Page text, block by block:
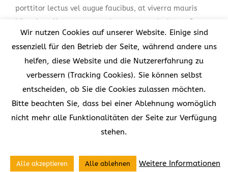
porttitor lectus vel augue faucibus, at viverra mauris
bibendum. Ut consequat at lorem non scelerisque. Cras
commodo lacinia orci [...]
LEARN MORE VIEW PROJECT
Wir nutzen Cookies auf unserer Website. Einige sind
essenziell für den Betrieb der Seite, während andere uns
helfen, diese Website und die Nutzererfahrung zu
verbessern (Tracking Cookies). Sie können selbst
entscheiden, ob Sie die Cookies zulassen möchten.
Bitte beachten Sie, dass bei einer Ablehnung womöglich
nicht mehr alle Funktionalitäten der Seite zur Verfügung
stehen.
Alle akzeptieren Alle ablehnen Weitere Informationen